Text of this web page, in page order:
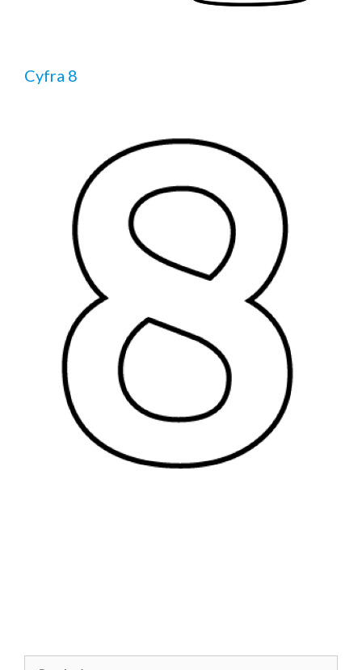
Cyfra 8